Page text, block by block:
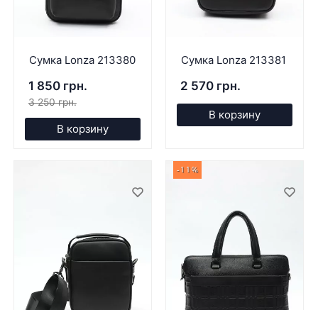
Сумка Lonza 213380
1 850 грн.
3 250 грн.
В корзину
Сумка Lonza 213381
2 570 грн.
В корзину
-11%